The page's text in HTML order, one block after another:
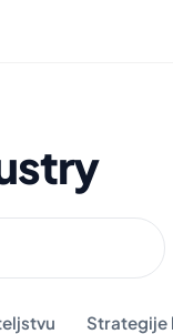
Strategije